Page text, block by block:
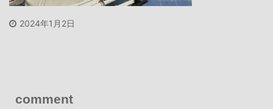
2024年1月2日
comment